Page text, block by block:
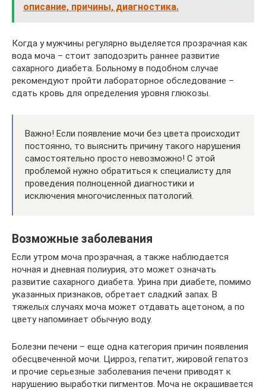
описание, причины, диагностика.
Когда у мужчины регулярно выделяется прозрачная как
вода моча – стоит заподозрить раннее развитие
сахарного диабета. Больному в подобном случае
рекомендуют пройти лабораторное обследование –
сдать кровь для определения уровня глюкозы.
Важно! Если появление мочи без цвета происходит
постоянно, то выяснить причину такого нарушения
самостоятельно просто невозможно! С этой
проблемой нужно обратиться к специалисту для
проведения полноценной диагностики и
исключения многочисленных патологий.
Возможные заболевания
Если утром моча прозрачная, а также наблюдается
ночная и дневная полиурия, это может означать
развитие сахарного диабета. Урина при диабете, помимо
указанных признаков, обретает сладкий запах. В
тяжелых случаях моча может отдавать ацетоном, а по
цвету напоминает обычную воду.
Болезни печени – еще одна категория причин появления
обесцвеченной мочи. Цирроз, гепатит, жировой гепатоз
и прочие серьезные заболевания печени приводят к
нарушению выработки пигментов. Моча не окрашивается